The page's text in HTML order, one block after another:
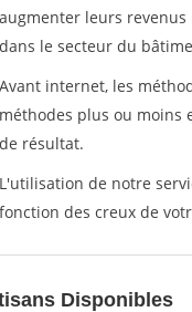
augmenter leurs
dans le secteur du
Avant internet, les
méthodes plus ou moins
de résultat.
L'utilisation de notre
fonction des creux de
Disponibles